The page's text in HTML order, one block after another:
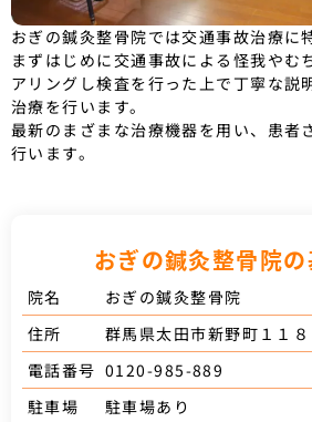
おぎの鍼灸整骨院では交通事故治療に
まずはじめに交通事故による怪我やむ
アリングし検査を行った上で丁寧な説
治療を行います。
最新のまざまな治療機器を用い、患者
行います。
おぎの鍼灸整骨院
院名
おぎの鍼灸整骨院
住所
群馬県太田市新野町１１８
電話番号 0120-985-889
駐車場
駐車場あり